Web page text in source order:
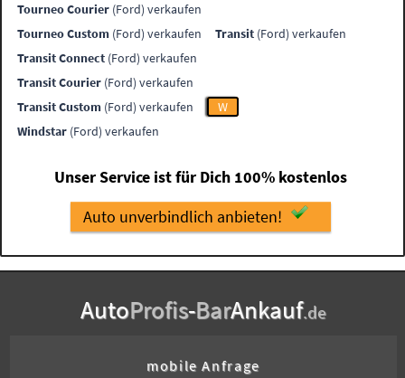
Tourneo Courier (Ford) verkaufen
Tourneo Custom (Ford) verkaufen Transit (Ford) verkaufen
Transit Connect (Ford) verkaufen
Transit Courier (Ford) verkaufen
Transit Custom (Ford) verkaufen
W
Windstar (Ford) verkaufen
Unser Service ist für Dich 100% kostenlos
Auto unverbindlich anbieten!
AutoProfis-BarAnkauf.de
mobile Anfrage